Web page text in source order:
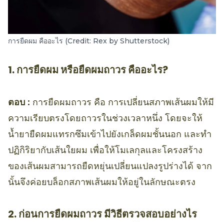
การยืดผม คืออะไร (Credit: Rex by Shutterstock)
1. การยืดผม หรือยืดผมถาวร คืออะไร?
ตอบ : การยืดผมถาวร คือ การเปลี่ยนสภาพเส้นผมให้มี
ความเรียบตรงโดยถาวรในช่วงเวลาหนึ่ง โดยจะให้
น้ำยายืดผมแทรกซึมเข้าไปยังเกล็ดผมชั้นนอก และทำ
ปฏิกิริยากับเส้นใยผม เพื่อให้โมเลกุลและโครงสร้าง
ของเส้นผมสามารถยืดหยุ่นเปลี่ยนแปลงรูปร่างได้ จาก
นั้นจึงค่อยบล็อกสภาพเส้นผมให้อยู่ในลักษณะตรง
2. ก่อนการยืดผมถาวร มีวิธีตรวจสอบอย่างไร